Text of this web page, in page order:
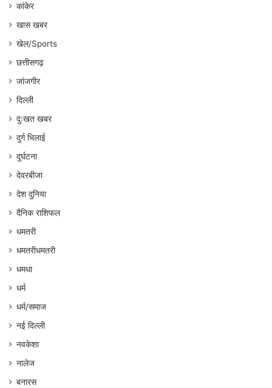
कांकेर
खास खबर
खेल/Sports
छत्तीसगढ़
जांजगीर
दिल्ली
दुःखत खबर
दुर्ग भिलाई
दुर्घटना
देवरबीजा
देश दुनिया
दैनिक राशिफल
धमतरी
धमतरीधमतरी
धमधा
धर्म
धर्म/समाज
नई दिल्ली
नवकेशा
नालेज
बनारस